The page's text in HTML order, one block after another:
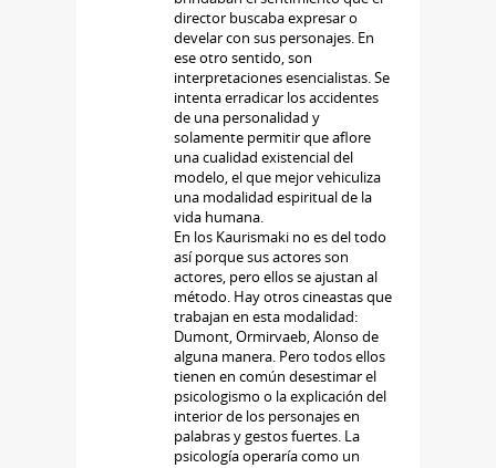
director buscaba expresar o
develar con sus personajes. En
ese otro sentido, son
interpretaciones esencialistas. Se
intenta erradicar los accidentes
de una personalidad y
solamente permitir que aflore
una cualidad existencial del
modelo, el que mejor vehiculiza
una modalidad espiritual de la
vida humana.
En los Kaurismaki no es del todo
así porque sus actores son
actores, pero ellos se ajustan al
método. Hay otros cineastas que
trabajan en esta modalidad:
Dumont, Ormirvaeb, Alonso de
alguna manera. Pero todos ellos
tienen en común desestimar el
psicologismo o la explicación del
interior de los personajes en
palabras y gestos fuertes. La
psicología operaría como un